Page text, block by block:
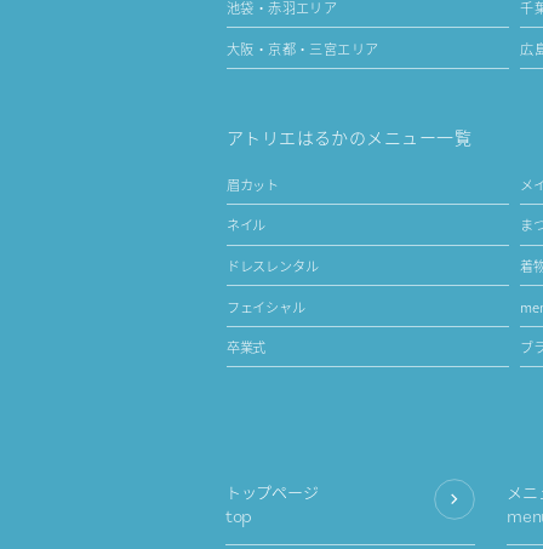
池袋・赤羽エリア 千
大阪・京都・三宮エリア 広
アトリエはるかのメニュー一覧
眉カット メ
ネイル ま
ドレスレンタル 着
フェイシャル
卒業式 ブ
トップページ
top
メニ